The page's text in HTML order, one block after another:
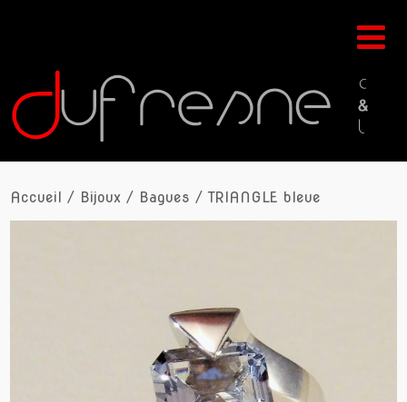
Accueil / Bijoux / Bagues / TRIANGLE bleue